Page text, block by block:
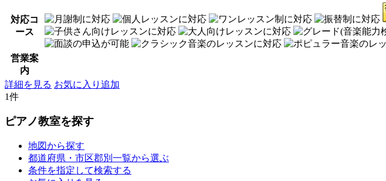
対応コ
ース
営業案
内
詳細を見る お気に入り追加
1件
ピアノ教室を探す
地図から探す
都道府県・市区郡別一覧から選ぶ
条件を指定して検索する